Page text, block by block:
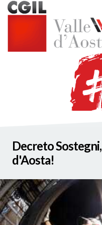
Decreto
d'Aosta!
INCA